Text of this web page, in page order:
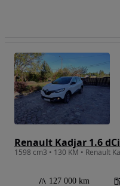
Renault Kadjar 1.6
1598 cm3 • 130 KM • Renault
127 000 km